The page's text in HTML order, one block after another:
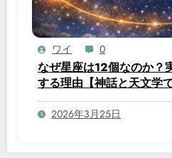
ワイ 0
なぜ星座は12個なのか？
する理由【神話と天文学で
2026年3月25日